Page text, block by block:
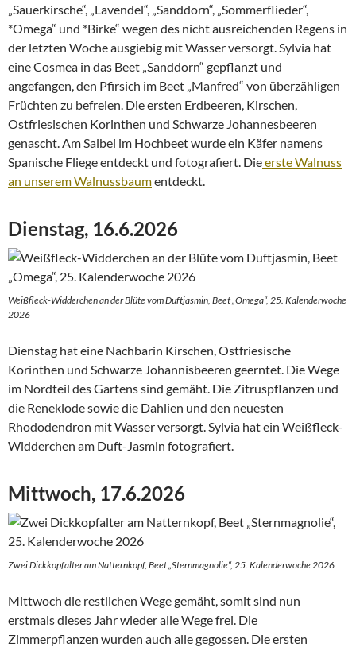
„Sauerkirsche“, „Lavendel“, „Sanddorn“, „Sommerflieder“,
*Omega“ und *Birke“ wegen des nicht ausreichenden Regens in
der letzten Woche ausgiebig mit Wasser versorgt. Sylvia hat
eine Cosmea in das Beet „Sanddorn“ gepflanzt und
angefangen, den Pfirsich im Beet „Manfred“ von überzähligen
Früchten zu befreien. Die ersten Erdbeeren, Kirschen,
Ostfriesischen Korinthen und Schwarze Johannesbeeren
genascht. Am Salbei im Hochbeet wurde ein Käfer namens
Spanische Fliege entdeckt und fotografiert. Dieerste Walnuss
an unserem Walnussbaumentdeckt.
Dienstag, 16.6.2026
Weißfleck-Widderchen an der Blüte vom Duftjasmin, Beet „Omega“, 25. Kalenderwoche
2026
Dienstag hat eine Nachbarin Kirschen, Ostfriesische
Korinthen und Schwarze Johannisbeeren geerntet. Die Wege
im Nordteil des Gartens sind gemäht. Die Zitruspflanzen und
die Reneklode sowie die Dahlien und den neuesten
Rhododendron mit Wasser versorgt. Sylvia hat ein Weißfleck-
Widderchen am Duft-Jasmin fotografiert.
Mittwoch, 17.6.2026
Zwei Dickkopfalter am Natternkopf, Beet „Sternmagnolie“, 25. Kalenderwoche 2026
Mittwoch die restlichen Wege gemäht, somit sind nun
erstmals dieses Jahr wieder alle Wege frei. Die
Zimmerpflanzen wurden auch alle gegossen. Die ersten